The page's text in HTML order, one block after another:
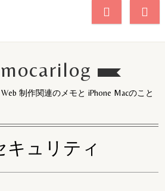
制作関連のメモと iPhone Macのこと
キュリティ